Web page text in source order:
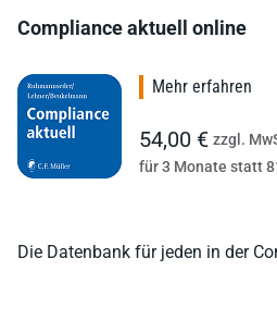
Compliance aktuell online
Die Datenbank für jeden in der
Mehr erfahren
54,00 € zzgl.
für 3 Monate statt